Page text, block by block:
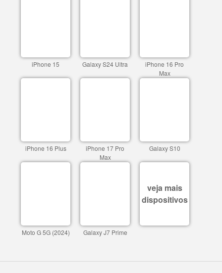
iPhone 15 Galaxy S24 Ultra
iPhone 16 Pro
Max
iPhone 16 Plus
iPhone 17 Pro
Max
Galaxy S10
Moto G 5G (2024) Galaxy J7 Prime
veja mais
dispositivos